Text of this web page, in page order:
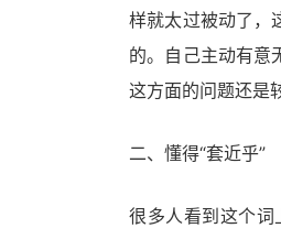
样就太过被动了，
的。自己主动有意
这方面的问题还是
二、懂得“套近乎”
很多人看到这个